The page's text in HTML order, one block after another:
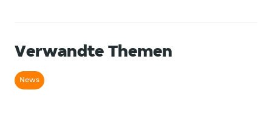
Verwandte Themen
News